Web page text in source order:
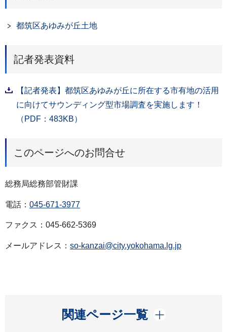
都筑区あゆみが丘土地
記者発表資料
【記者発表】都筑区あゆみが丘に所在する市有地の活用
に向けてサウンディング型市場調査を実施します！
（PDF：483KB）
このページへのお問合せ
総務局総務部管財課
電話： 045-671-3977
ファクス：045-662-5369
メールアドレス： so-kanzai@city.yokohama.lg.jp
関連ページ一覧
開く